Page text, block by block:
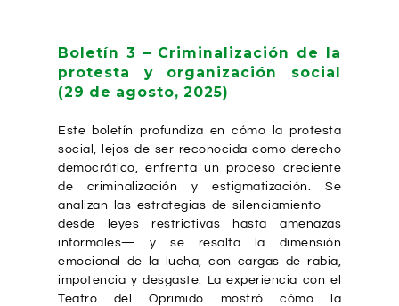
Boletín 3 – Criminalización de la
protesta y organización social
(29 de agosto, 2025)
Este boletín profundiza en cómo la protesta
social, lejos de ser reconocida como derecho
democrático, enfrenta un proceso creciente
de criminalización y estigmatización. Se
analizan las estrategias de silenciamiento —
desde leyes restrictivas hasta amenazas
informales— y se resalta la dimensión
emocional de la lucha, con cargas de rabia,
impotencia y desgaste. La experiencia con el
Teatro del Oprimido mostró cómo la